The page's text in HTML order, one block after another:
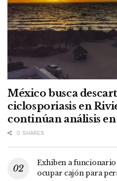
México busca
ciclosporiasis en
continúan análisis en
0 SHARES
Exhiben a
ocupar cajón para